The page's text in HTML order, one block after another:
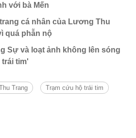
với bà Mến
cá nhân của Lương Thu
quá phẫn nộ
Sự và loạt ảnh không lên sóng
tim'
Trang Trạm cứu hộ trái tim